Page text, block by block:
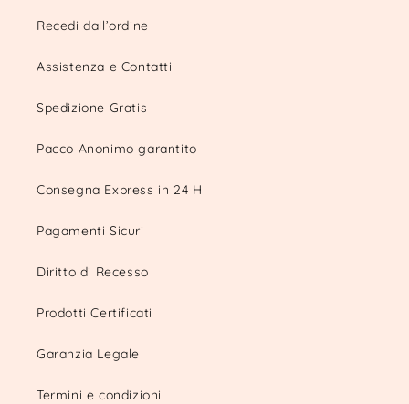
Recedi dall’ordine
Assistenza e Contatti
Spedizione Gratis
Pacco Anonimo garantito
Consegna Express in 24 H
Pagamenti Sicuri
Diritto di Recesso
Prodotti Certificati
Garanzia Legale
Termini e condizioni